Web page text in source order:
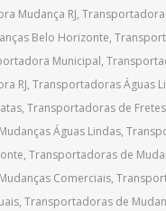
Mudança RJ,
Belo Horizonte,
Municipal,
RJ, Transportadoras Águas
, Transportadoras de Fretes
Águas Lindas,
, Transportadoras de
Comerciais,
, Transportadoras de